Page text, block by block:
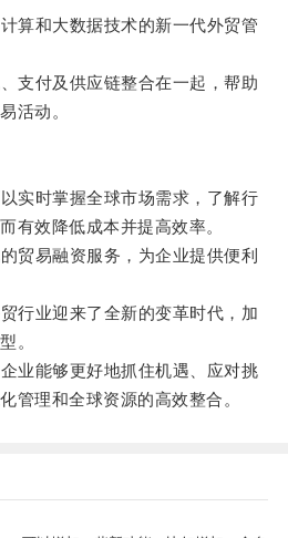
和大数据技术的新一代外贸管
付及供应链整合在一起，帮助
活动。
时掌握全球市场需求，了解行
有效降低成本并提高效率。
易融资服务，为企业提供便利
业迎来了全新的变革时代，加
。
能够更好地抓住机遇、应对挑
管理和全球资源的高效整合。